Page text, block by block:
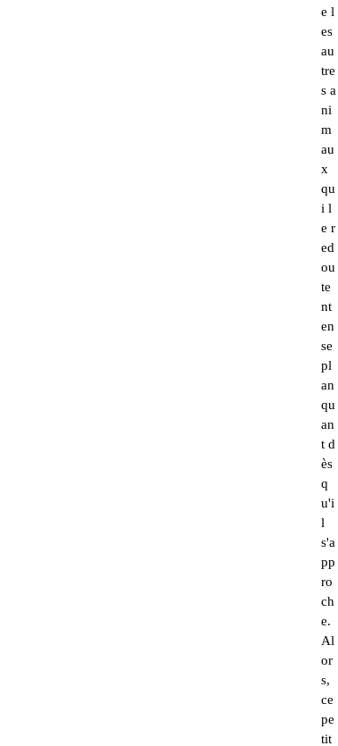
e l
es
au
tre
s a
ni
m
au
x
qu
i l
e r
ed
ou
te
nt
en
se
pl
an
qu
an
t d
ès
q
u'i
l
s'a
pp
ro
ch
e.
Al
or
s,
ce
pe
tit